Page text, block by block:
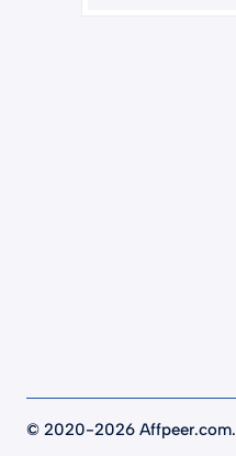
© 2020-2026 Affpeer.com.